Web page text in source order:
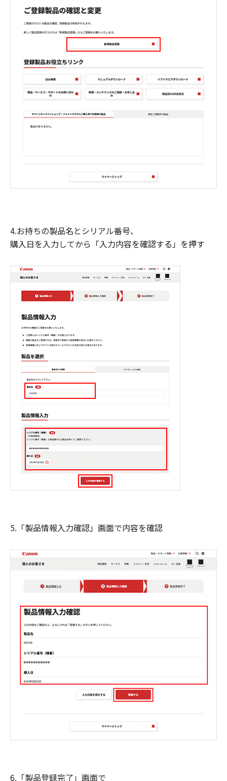
4.お持ちの製品名とシリアル番号、
購入日を入力してから「入力内容を確認する」を押す
5.「製品情報入力確認」画面で内容を確認
6.「製品登録完了」画面で